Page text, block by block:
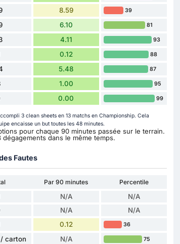
8.59 39
6.10 81
4.11 93
0.12 88
5.48 87
1.00 95
0.00 99
3 clean sheets en 13 matchs en Championship. Cela
encaisse un but toutes les 48 minutes.
pour chaque 90 minutes passée sur le terrain.
dans le même temps.
Fautes
Par 90 minutes
Percentile
N/A N/A
N/A N/A
0.12 36
carton N/A 75